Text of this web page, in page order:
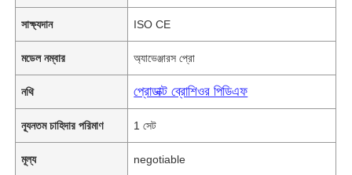
সাক্ষ্যদান ISO CE
মডেল নম্বার অ্যাভেঞ্জারস প্রো
নথি প্রোডাক্ট ব্রোশিওর পিডিএফ
ন্যূনতম চাহিদার পরিমাণ 1 সেট
মূল্য negotiable